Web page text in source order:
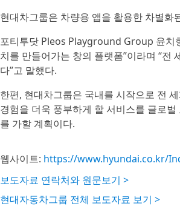
현대차그룹은 차량용 앱을 활용한 차별
포티투닷 Pleos Playground Group 윤치
치를 만들어가는 창의 플랫폼”이라며 “
다”고 말했다.
한편, 현대차그룹은 국내를 시작으로 전
경험을 더욱 풍부하게 할 서비스를 글로
를 가할 계획이다.
웹사이트: https://www.hyundai.co.kr/
보도자료 연락처와 원문보기 >
현대자동차그룹 전체 보도자료 보기 >